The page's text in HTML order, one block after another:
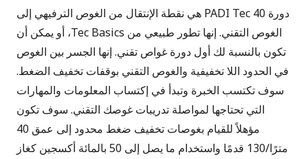
دورة PADI Tec 40 هي نقطة الإنتقال من الغوص الترفيهي إلى
الغوص التقني. إنها تطور طبيعي من Tec Basics، أو يمكن أن
تكون بالنسبة لك أول دورة غواص تقني. إنها الجسر بين الغوص
في الحدود اللا تخفيفية والغوص التقني بوقفات تخفيف الضغط.
سوف تكتسب الخبرة وتبدأ في إكتساب المعلومات والمهارات
التي تحتاجها لمواصلة تدريبات غوصك التقني. سوف تكون
مؤهلاً للقيام بغوصات تخفيف ضغط محدود إلى عمق 40
مترًا/130 قدمًا واستخدام ما يصل إلى 50 بالمائة أكسجين كغاز